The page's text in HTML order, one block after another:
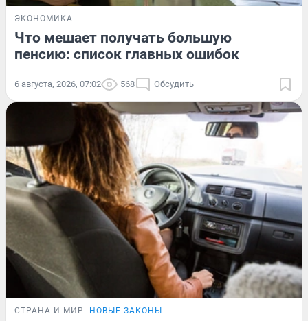
ЭКОНОМИКА
Что мешает получать большую
пенсию: список главных ошибок
6 августа, 2026, 07:02 568 Обсудить
СТРАНА И МИР НОВЫЕ ЗАКОНЫ